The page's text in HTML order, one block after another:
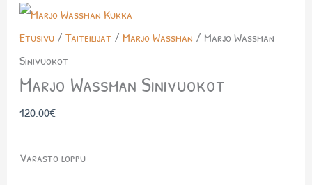
Etusivu/ Taiteilijat / Marjo Wassman / Marjo Wassman
Sinivuokot
Marjo Wassman Sinivuokot
120.00€
Varasto loppu